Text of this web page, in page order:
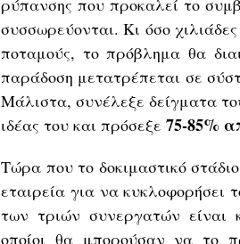
συσσωρεύονται. Κι όσο
ποταμούς, το πρόβλημα θα
παράδοση μετατρέπεται σε
Μάλιστα, συνέλεξε δείγματα
ιδέας του και πρόσεξε 75-85%
Τώρα που το δοκιμαστικό
εταιρεία για να κυκλοφορήσει
των τριών συνεργατών είναι
οποίοι θα μπορούσαν να το